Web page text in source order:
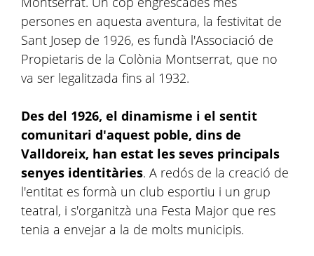
persones en aquesta aventura, la festivitat de
Sant Josep de 1926, es fundà l'Associació de
Propietaris de la Colònia Montserrat, que no
va ser legalitzada fins al 1932.
Des del 1926, el dinamisme i el sentit
comunitari d'aquest poble, dins de
Valldoreix, han estat les seves principals
senyes identitàries. A redós de la creació de
l'entitat es formà un club esportiu i un grup
teatral, i s'organitzà una Festa Major que res
tenia a envejar a la de molts municipis.